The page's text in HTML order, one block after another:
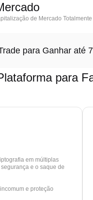
de Mercado
para Ganhar até
para
em múltiplas
e o saque de
e proteção